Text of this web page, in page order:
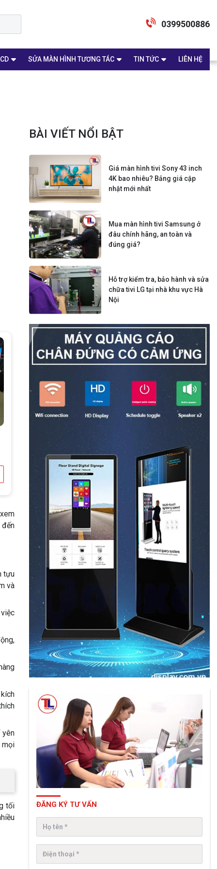
0399500886
SỬA MÀN HÌNH TƯƠNG TÁC TIN TỨC LIÊN HỆ
đến
tựu
và
yên
mọi
tối
BÀI VIẾT NỔI BẬT
Giá màn hình tivi Sony 43 inch
4K bao nhiêu? Bảng giá cập
nhật mới nhất
Mua màn hình tivi Samsung ở
đâu chính hãng, an toàn và
đúng giá?
Hỗ trợ kiểm tra, bảo hành và sửa
chữa tivi LG tại nhà khu vực Hà
Nội
ĐĂNG KÝ TƯ VẤN